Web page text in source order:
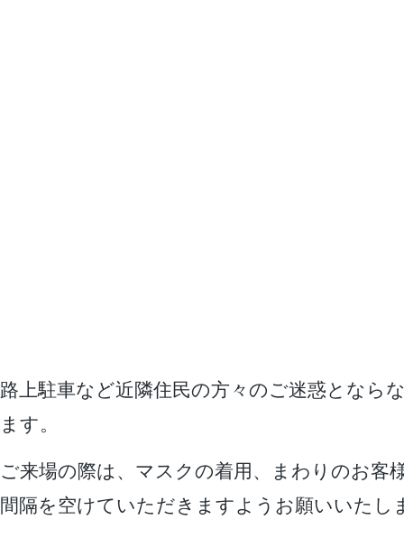
路上駐車など近隣住民の方々のご迷惑となら
ます。
ご来場の際は、マスクの着用、まわりのお客
間隔を空けていただきますようお願いいたし